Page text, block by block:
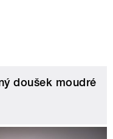
doušek moudré